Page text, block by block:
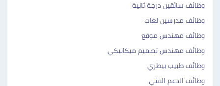
وظائف سائقين درجة ثانية
وظائف مدرسين لغات
وظائف مهندس موقع
وظائف مهندس تصميم ميكانيكي
وظائف طبيب بيطري
وظائف الدعم الفني